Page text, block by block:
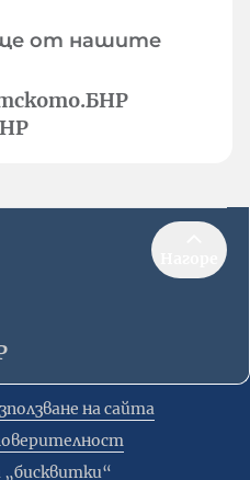
от нашите
на сайта